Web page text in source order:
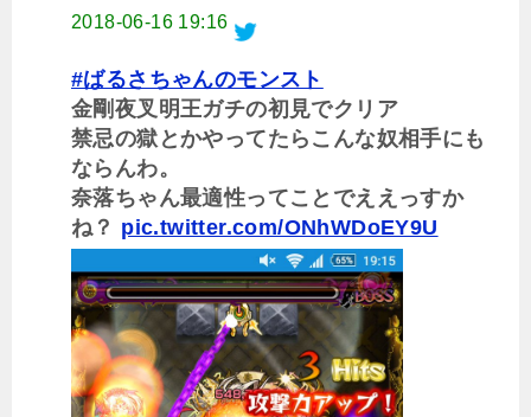
2018-06-16 19:16
#ばるさちゃんのモンスト
金剛夜叉明王ガチの初見でクリア
禁忌の獄とかやってたらこんな奴相手にも
ならんわ。
奈落ちゃん最適性ってことでええっすか
ね？ pic.twitter.com/ONhWDoEY9U